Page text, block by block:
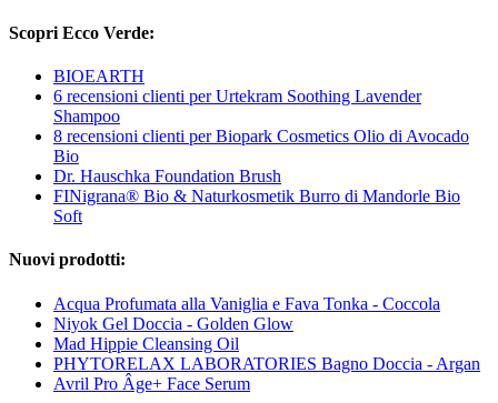
Scopri Ecco Verde:
BIOEARTH
6 recensioni clienti per Urtekram Soothing Lavender
Shampoo
8 recensioni clienti per Biopark Cosmetics Olio di Avocado
Bio
Dr. Hauschka Foundation Brush
FINigrana® Bio & Naturkosmetik Burro di Mandorle Bio
Soft
Nuovi prodotti:
Acqua Profumata alla Vaniglia e Fava Tonka - Coccola
Niyok Gel Doccia - Golden Glow
Mad Hippie Cleansing Oil
PHYTORELAX LABORATORIES Bagno Doccia - Argan
Avril Pro Âge+ Face Serum